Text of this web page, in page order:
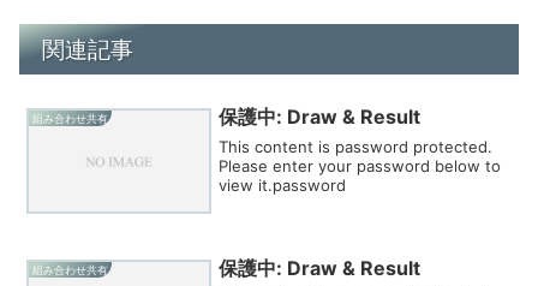
関連記事
組み合わせ共有 保護中: Draw & Result
This content is password protected.
Please enter your password below to
view it.password
組み合わせ共有 保護中: Draw & Result